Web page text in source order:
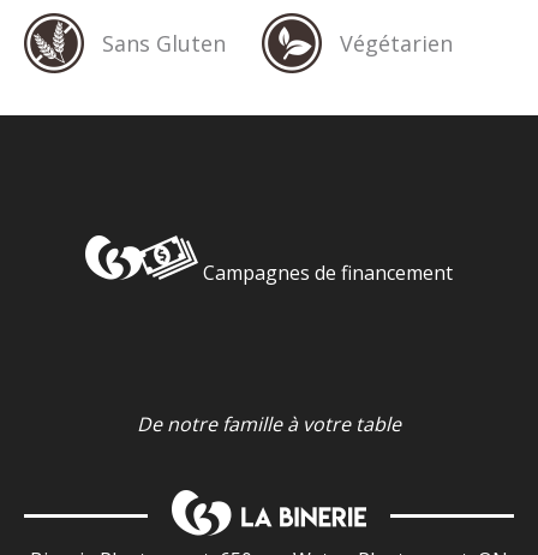
Sans Gluten Végétarien
Campagnes de financement
De notre famille à votre table